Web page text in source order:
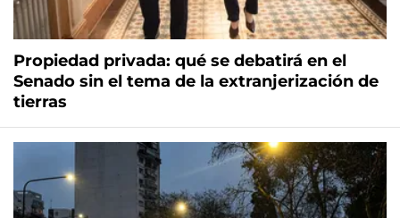
Propiedad privada: qué se debatirá en el
Senado sin el tema de la extranjerización de
tierras